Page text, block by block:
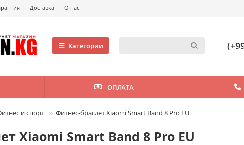
Доставка О нас
Категории
ОПЛАТА
и спорт Фитнес-браслет Xiaomi Smart Band 8 Pro EU
Xiaomi Smart Band 8 Pro EU